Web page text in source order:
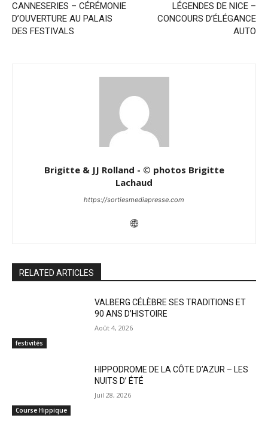
CANNESERIES – CÉRÉMONIE
D’OUVERTURE AU PALAIS
DES FESTIVALS
LÉGENDES DE NICE –
CONCOURS D’ÉLÉGANCE
AUTO
Brigitte & JJ Rolland - © photos Brigitte
Lachaud
https://sortiesmediapresse.com
RELATED ARTICLES
festivités
VALBERG CÉLÈBRE SES TRADITIONS ET
90 ANS D’HISTOIRE
Août 4, 2026
Course Hippique
HIPPODROME DE LA CÔTE D’AZUR – LES
NUITS D’ ÉTÉ
Juil 28, 2026